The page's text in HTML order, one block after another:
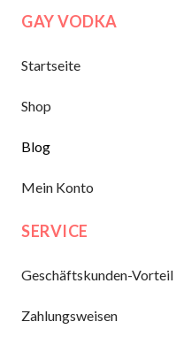
GAY VODKA
Startseite
Shop
Blog
Mein Konto
SERVICE
Geschäftskunden-Vorteil
Zahlungsweisen